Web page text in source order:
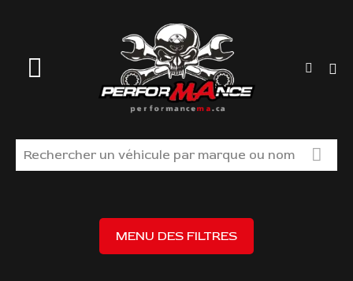
MAGASINEZ
LIQUIDATION
MENU DES FILTRES